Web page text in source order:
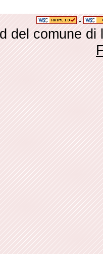
-
del comune